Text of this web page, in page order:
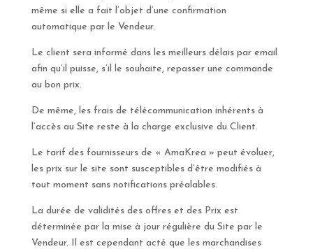
même si elle a fait l’objet d’une confirmation
automatique par le Vendeur.
Le client sera informé dans les meilleurs délais par email
afin qu’il puisse, s’il le souhaite, repasser une commande
au bon prix.
De même, les frais de télécommunication inhérents à
l’accès au Site reste à la charge exclusive du Client.
Le tarif des fournisseurs de « AmaKrea » peut évoluer,
les prix sur le site sont susceptibles d’être modifiés à
tout moment sans notifications préalables.
La durée de validités des offres et des Prix est
déterminée par la mise à jour régulière du Site par le
Vendeur. Il est cependant acté que les marchandises